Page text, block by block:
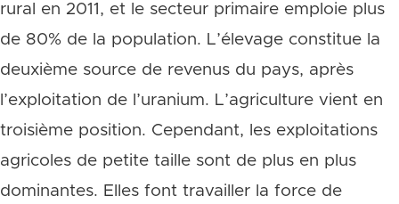
rural en 2011, et le secteur primaire emploie plus
de 80% de la population. L’élevage constitue la
deuxième source de revenus du pays, après
l’exploitation de l’uranium. L’agriculture vient en
troisième position. Cependant, les exploitations
agricoles de petite taille sont de plus en plus
dominantes. Elles font travailler la force de